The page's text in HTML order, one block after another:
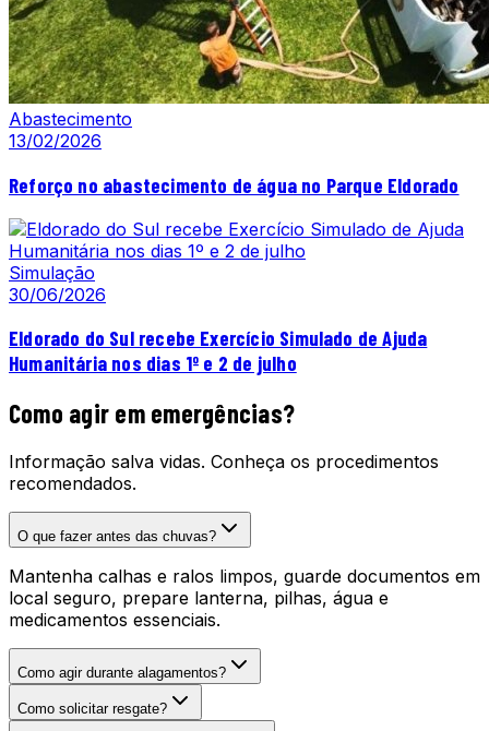
Abastecimento
13/02/2026
Reforço no abastecimento de água no Parque Eldorado
Simulação
30/06/2026
Eldorado do Sul recebe Exercício Simulado de Ajuda
Humanitária nos dias 1º e 2 de julho
Como agir em emergências?
Informação salva vidas. Conheça os procedimentos
recomendados.
O que fazer antes das chuvas?
Mantenha calhas e ralos limpos, guarde documentos em
local seguro, prepare lanterna, pilhas, água e
medicamentos essenciais.
Como agir durante alagamentos?
Como solicitar resgate?